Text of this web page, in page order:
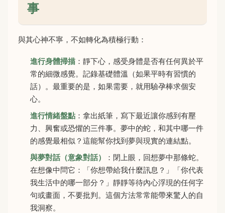
事
與其心神不寧，不如轉化為積極行動：
進行身體掃描 ：靜下心，感受身體是否有任何異於平
常的細微感覺。記錄基礎體溫（如果平時有習慣的
話）。最重要的是，如果需要，就用驗孕棒求個安
心。
進行情緒盤點 ：拿出紙筆，寫下最近讓你感到有壓
力、興奮或恐懼的三件事。夢中的蛇，和其中哪一件
的感覺最相似？這能幫你找到夢與現實的連結點。
與夢對話（意象對話）
：閉上眼，回想夢中那條蛇。
在想像中問它：「你想帶給我什麼訊息？」「你代表
我生活中的哪一部分？」靜靜等待內心浮現的任何字
句或畫面，不要批判。這個方法常常能帶來驚人的自
我洞察。